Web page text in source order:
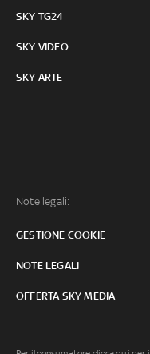
SKY TG24
SKY VIDEO
SKY ARTE
Note legali:
GESTIONE COOKIE
NOTE LEGALI
OFFERTA SKY MEDIA